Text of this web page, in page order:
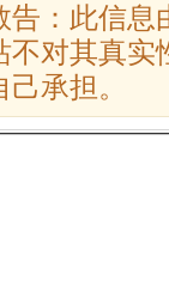
告：此信息
不对其真实
己承担。